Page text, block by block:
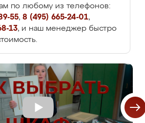
по любому из телефонов:
55, 8 (495) 665-24-01,
13, и наш менеджер быстро